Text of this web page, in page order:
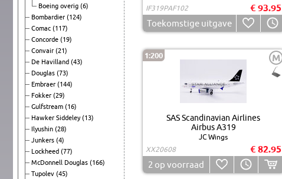
Boeing overig (6)
Bombardier (124)
Comac (117)
Concorde (19)
Convair (21)
De Havilland (43)
Douglas (73)
Embraer (144)
Fokker (29)
Gulfstream (16)
Hawker Siddeley(13)
Ilyushin (28)
Junkers (4)
Lockheed (77)
McDonnell Douglas (166)
Tupolev (45)
IF319PAF102
€ 93.95
Toekomstige uitgave
1:200 M
SAS Scandinavian Airlines
Airbus A319
JC Wings
XX20608
€ 82.95
2 op voorraad